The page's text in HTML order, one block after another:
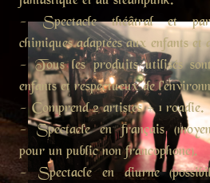
- Spectacle théâtral et
chimiques adaptées aux enfants et
- Tous les produits utilisés
enfants et respectueux de
- Comprend 2 artistes + 1 roadie.
- Spectacle en français
pour un public non francophone).
- Spectacle en diurne